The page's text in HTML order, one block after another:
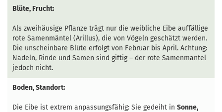
Blüte, Frucht:
Als zweihäusige Pflanze trägt nur die weibliche Eibe auffällige
rote Samenmäntel (Arillus), die von Vögeln geschätzt werden.
Die unscheinbare Blüte erfolgt von Februar bis April. Achtung:
Nadeln, Rinde und Samen sind giftig – der rote Samenmantel
jedoch nicht.
Boden, Standort:
Die Eibe ist extrem anpassungsfähig: Sie gedeiht in Sonne,